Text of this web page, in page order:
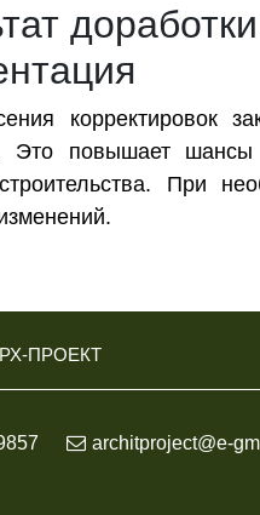
корректировок
Это повышает шансы
При
ПРОЕКТ
architproject@e-